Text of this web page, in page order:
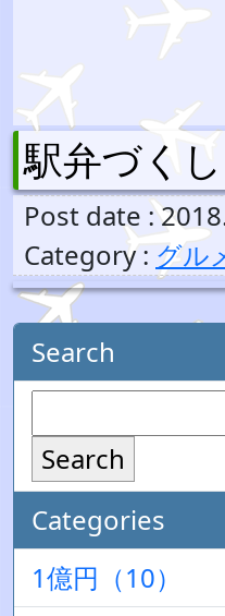
駅弁づくし
Post date :
Category : グル
Search
Search
Categories
1億円（10）